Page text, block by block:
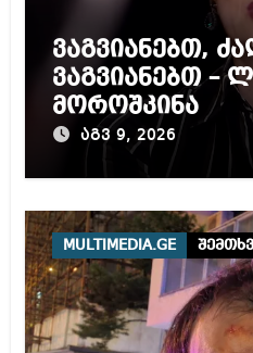
ვაგვიანებთ,
ვაგვიანებთ –
მოროშკინა
აგვ 9, 2026
MULTIMEDIA.GE